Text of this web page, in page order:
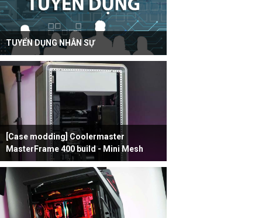
TUYỂN DỤNG NHÂN SỰ
[Case modding] Coolermaster
MasterFrame 400 build - Mini Mesh